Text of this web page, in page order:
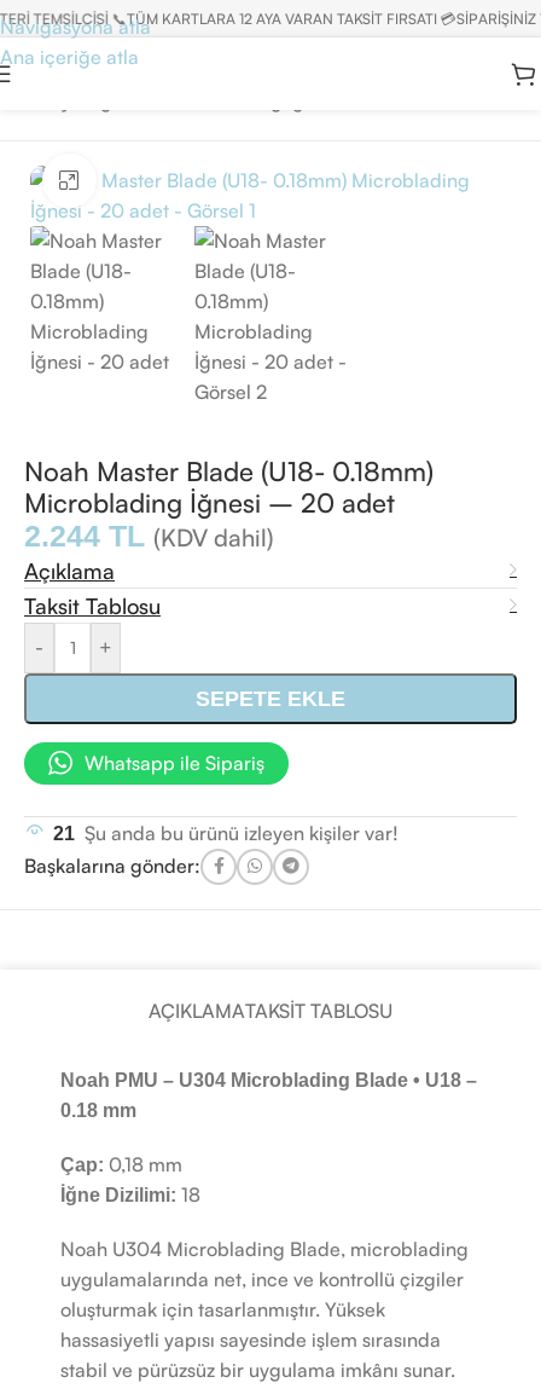
Navigasyona atla
Ana içeriğe atla
TEMSİLCİSİ 📞TÜM KARTLARA 12 AYA VARAN TAKSİT FIRSATI 💳SİPARİŞİNİZ
Büyütmek için tıklayın
Noah Master Blade (U18- 0.18mm)
Microblading İğnesi – 20 adet
2.244 TL (KDV dahil)
Açıklama
Taksit Tablosu
- +
SEPETE EKLE
Whatsapp ile Sipariş
21 Şu anda bu ürünü izleyen kişiler var!
Başkalarına gönder:
AÇIKLAMATAKSIT TABLOSU
Noah PMU – U304 Microblading Blade • U18 –
0.18 mm
Çap: 0,18 mm
İğne Dizilimi: 18
Noah U304 Microblading Blade, microblading
uygulamalarında net, ince ve kontrollü çizgiler
oluşturmak için tasarlanmıştır. Yüksek
hassasiyetli yapısı sayesinde işlem sırasında
stabil ve pürüzsüz bir uygulama imkânı sunar.